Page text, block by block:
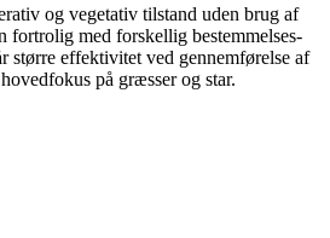
og vegetativ tilstand uden brug af
fortrolig med forskellig bestemmelses-
større effektivitet ved gennemførelse af
på græsser og star.